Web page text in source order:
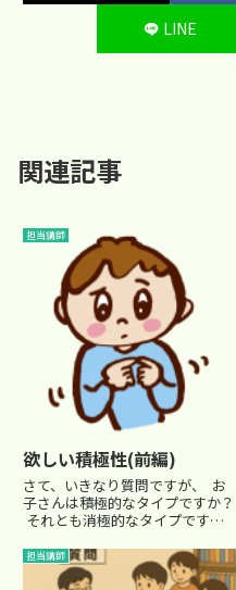
LINE
関連記事
担当講師
欲しい積極性(前編)
さて、いきなり質問ですが、 お
子さんは積極的なタイプですか？
それとも消極的なタイプです
です。 集団授業の良い点は、受
験に必要な学習内容を必要な時期
担当講師